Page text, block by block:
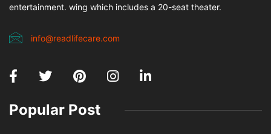
entertainment. wing which includes a 20-seat theater.
info@readlifecare.com
Popular Post